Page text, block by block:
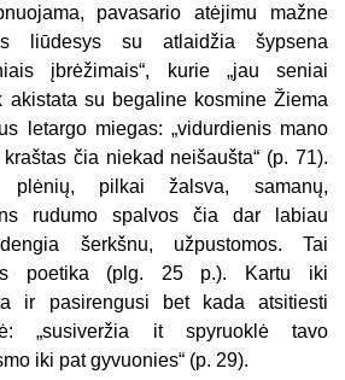
pavasario atėjimu mažne
liūdesys su atlaidžia šypsena
įbrėžimais“, kurie „jau seniai
akistata su begaline kosmine Žiema
letargo miegas: „vidurdienis mano
čia niekad neišaušta“ (p. 71).
plėnių, pilkai žalsva, samanų,
rudumo spalvos čia dar labiau
šerkšnu, užpustomos. Tai
poetika (plg. 25 p.). Kartu iki
ir pasirengusi bet kada atsitiesti
„susiveržia it spyruoklė tavo
iki pat gyvuonies“ (p. 29).